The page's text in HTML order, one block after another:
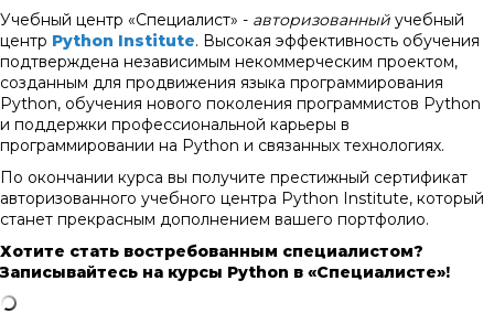
Учебный центр «Специалист» - авторизованный учебный
центр Python Institute. Высокая эффективность обучения
подтверждена независимым некоммерческим проектом,
созданным для продвижения языка программирования
Python, обучения нового поколения программистов Python
и поддержки профессиональной карьеры в
программировании на Python и связанных технологиях.
По окончании курса вы получите престижный сертификат
авторизованного учебного центра Python Institute, который
станет прекрасным дополнением вашего портфолио.
Хотите стать востребованным специалистом?
Записывайтесь на курсы Python в «Специалисте»!